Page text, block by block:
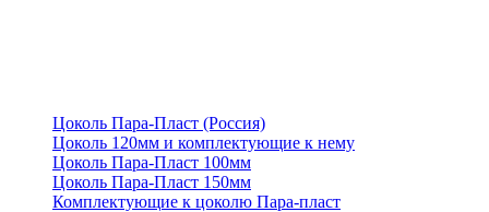
Цоколь Пара-Пласт (Россия)
Цоколь 120мм и комплектующие к нему
Цоколь Пара-Пласт 100мм
Цоколь Пара-Пласт 150мм
Комплектующие к цоколю Пара-пласт